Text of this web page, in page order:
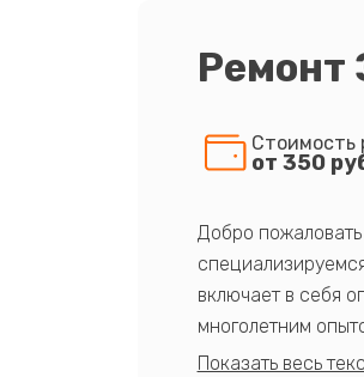
Ремонт
Стоимость
от 350
Добро
включает в себя
многолетним
качественный